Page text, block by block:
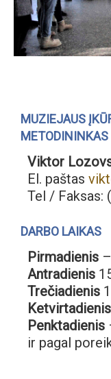
MUZIEJAUS
METODININKAS
Viktor
El. paštas
Tel / Faksas:
DARBO LAIKAS
Pirmadienis –
Antradienis
Trečiadienis
Ketvirtadienis
Penktadienis
ir pagal